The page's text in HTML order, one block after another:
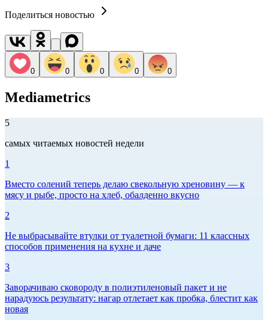
Поделиться новостью
0 0 0 0 0
Mediametrics
5
самых читаемых новостей недели
1
Вместо солений теперь делаю свекольную хреновину — к
мясу и рыбе, просто на хлеб, обалденно вкусно
2
Не выбрасывайте втулки от туалетной бумаги: 11 классных
способов применения на кухне и даче
3
Заворачиваю сковороду в полиэтиленовый пакет и не
нарадуюсь результату: нагар отлетает как пробка, блестит как
новая